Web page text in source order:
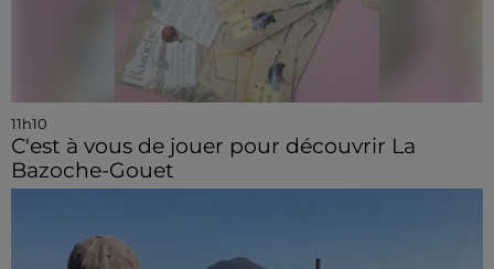
11h10
C'est à vous de jouer pour découvrir La
Bazoche-Gouet